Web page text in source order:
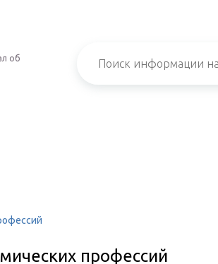
об
профессий